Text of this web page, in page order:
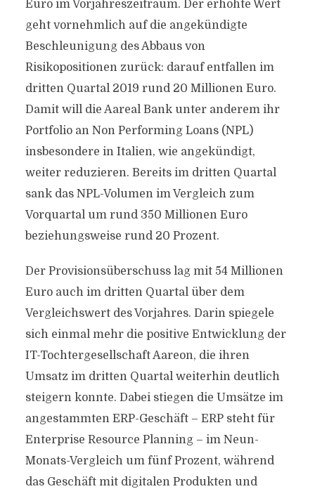
Euro im Vorjahreszeitraum. Der erhöhte Wert
geht vornehmlich auf die angekündigte
Beschleunigung des Abbaus von
Risikopositionen zurück: darauf entfallen im
dritten Quartal 2019 rund 20 Millionen Euro.
Damit will die Aareal Bank unter anderem ihr
Portfolio an Non Performing Loans (NPL)
insbesondere in Italien, wie angekündigt,
weiter reduzieren. Bereits im dritten Quartal
sank das NPL-Volumen im Vergleich zum
Vorquartal um rund 350 Millionen Euro
beziehungsweise rund 20 Prozent.
Der Provisionsüberschuss lag mit 54 Millionen
Euro auch im dritten Quartal über dem
Vergleichswert des Vorjahres. Darin spiegele
sich einmal mehr die positive Entwicklung der
IT-Tochtergesellschaft Aareon, die ihren
Umsatz im dritten Quartal weiterhin deutlich
steigern konnte. Dabei stiegen die Umsätze im
angestammten ERP-Geschäft – ERP steht für
Enterprise Resource Planning – im Neun-
Monats-Vergleich um fünf Prozent, während
das Geschäft mit digitalen Produkten und